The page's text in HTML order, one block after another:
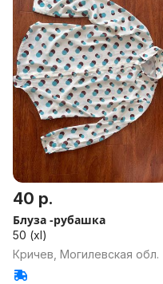
40 р.
Блуза -рубашка
50 (xl)
Кричев, Могилевская обл.